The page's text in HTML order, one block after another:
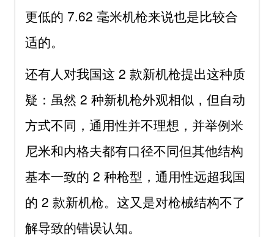
更低的 7.62 毫米机枪来说也是比较合
适的。
还有人对我国这 2 款新机枪提出这种质
疑：虽然 2 种新机枪外观相似，但自动
方式不同，通用性并不理想，并举例米
尼米和内格夫都有口径不同但其他结构
基本一致的 2 种枪型，通用性远超我国
的 2 款新机枪。这又是对枪械结构不了
解导致的错误认知。